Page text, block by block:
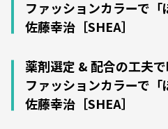
ファッションカラーで「
佐藤幸治［SHEA］
薬剤選定 & 配合の工夫
ファッションカラーで「
佐藤幸治［SHEA］